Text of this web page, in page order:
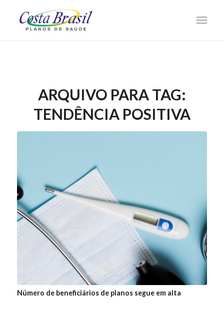
ARQUIVO PARA TAG:
TENDÊNCIA POSITIVA
Número de beneficiários de planos segue em alta